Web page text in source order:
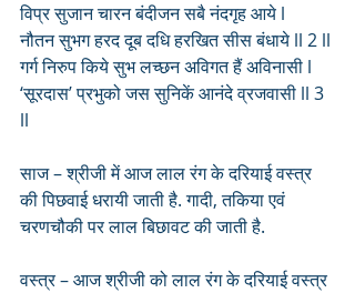
विप्र सुजान चारन बंदीजन सबै नंदगृह आये l
नौतन सुभग हरद दूब दधि हरखित सीस बंधाये ll 2 ll
गर्ग निरुप किये सुभ लच्छन अविगत हैं अविनासी l
‘सूरदास’ प्रभुको जस सुनिकें आनंदे व्रजवासी ll 3
ll
साज – श्रीजी में आज लाल रंग के दरियाई वस्त्र
की पिछवाई धरायी जाती है. गादी, तकिया एवं
चरणचौकी पर लाल बिछावट की जाती है.
वस्त्र – आज श्रीजी को लाल रंग के दरियाई वस्त्र